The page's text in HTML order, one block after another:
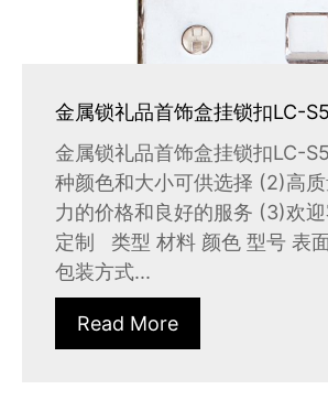
金属锁礼品首饰盒挂锁扣LC-
金属锁礼品首饰盒挂锁扣LC-
种颜色和大小可供选择 (2)高
力的价格和良好的服务 (3)欢
定制 类型 材料 颜色 型号 表
包装方式...
Read More